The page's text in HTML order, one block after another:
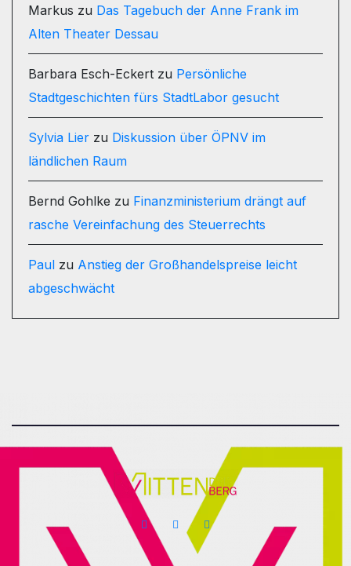
Markus zu Das Tagebuch der Anne Frank im
Alten Theater Dessau
Barbara Esch-Eckert zu Persönliche
Stadtgeschichten fürs StadtLabor gesucht
Sylvia Lier zu Diskussion über ÖPNV im
ländlichen Raum
Bernd Gohlke zu Finanzministerium drängt auf
rasche Vereinfachung des Steuerrechts
Paul zu Anstieg der Großhandelspreise leicht
abgeschwächt